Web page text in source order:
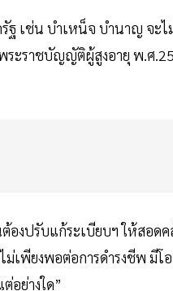
ฐ เช่น บำเหน็จ บำนาญ จะ
พระราชบัญญัติผู้สูงอายุ พ.
ต้องปรับแก้ระเบียบฯ ให้สอ
ม่เพียงพอต่อการดำรงชีพ มี
อย่างใด”